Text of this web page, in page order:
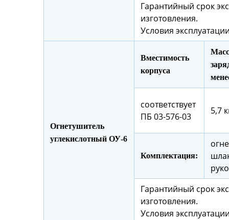
Гарантийный срок
изготовления.
Условия
Огнетушитель
углекислотный ОУ-6
Вместимость
корпуса
соответствует
ПБ 03-576-03
5,7
Комплектация:
Гарантийный срок
изготовления.
Условия